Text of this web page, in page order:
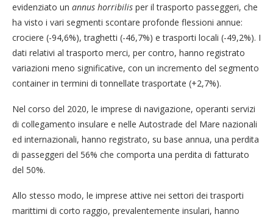
evidenziato un annus horribilis per il trasporto passeggeri, che
ha visto i vari segmenti scontare profonde flessioni annue:
crociere (-94,6%), traghetti (-46,7%) e trasporti locali (-49,2%). I
dati relativi al trasporto merci, per contro, hanno registrato
variazioni meno significative, con un incremento del segmento
container in termini di tonnellate trasportate (+2,7%).
Nel corso del 2020, le imprese di navigazione, operanti servizi
di collegamento insulare e nelle Autostrade del Mare nazionali
ed internazionali, hanno registrato, su base annua, una perdita
di passeggeri del 56% che comporta una perdita di fatturato
del 50%.
Allo stesso modo, le imprese attive nei settori dei trasporti
marittimi di corto raggio, prevalentemente insulari, hanno